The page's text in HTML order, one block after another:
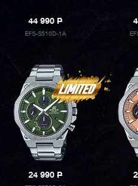
44 990P
EFS-S510D-1A
24 990P